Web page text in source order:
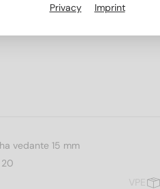
vedante 15 mm
VPE
Privacy Imprint